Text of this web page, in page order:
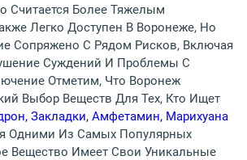
Считается Более Тяжелым
Легко Доступен В Воронеже, Но
Сопряжено С Рядом Рисков, Включая
Суждений И Проблемы С
Отметим, Что Воронеж
Выбор Веществ Для Тех, Кто Ищет
Закладки, Амфетамин, Марихуана
Одними Из Самых Популярных
Вещество Имеет Свои Уникальные